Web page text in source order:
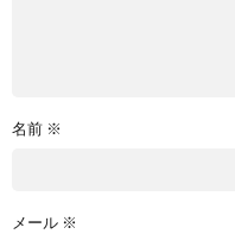
名前 ※
メール ※